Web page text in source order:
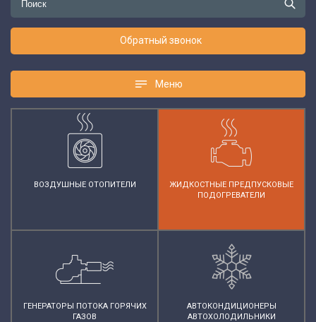
Обратный звонок
Меню
Меню
ВОЗДУШНЫЕ ОТОПИТЕЛИ
ЖИДКОСТНЫЕ ПРЕДПУСКОВЫЕ
ПОДОГРЕВАТЕЛИ
ГЕНЕРАТОРЫ ПОТОКА ГОРЯЧИХ
ГАЗОВ
АВТОКОНДИЦИОНЕРЫ
АВТОХОЛОДИЛЬНИКИ